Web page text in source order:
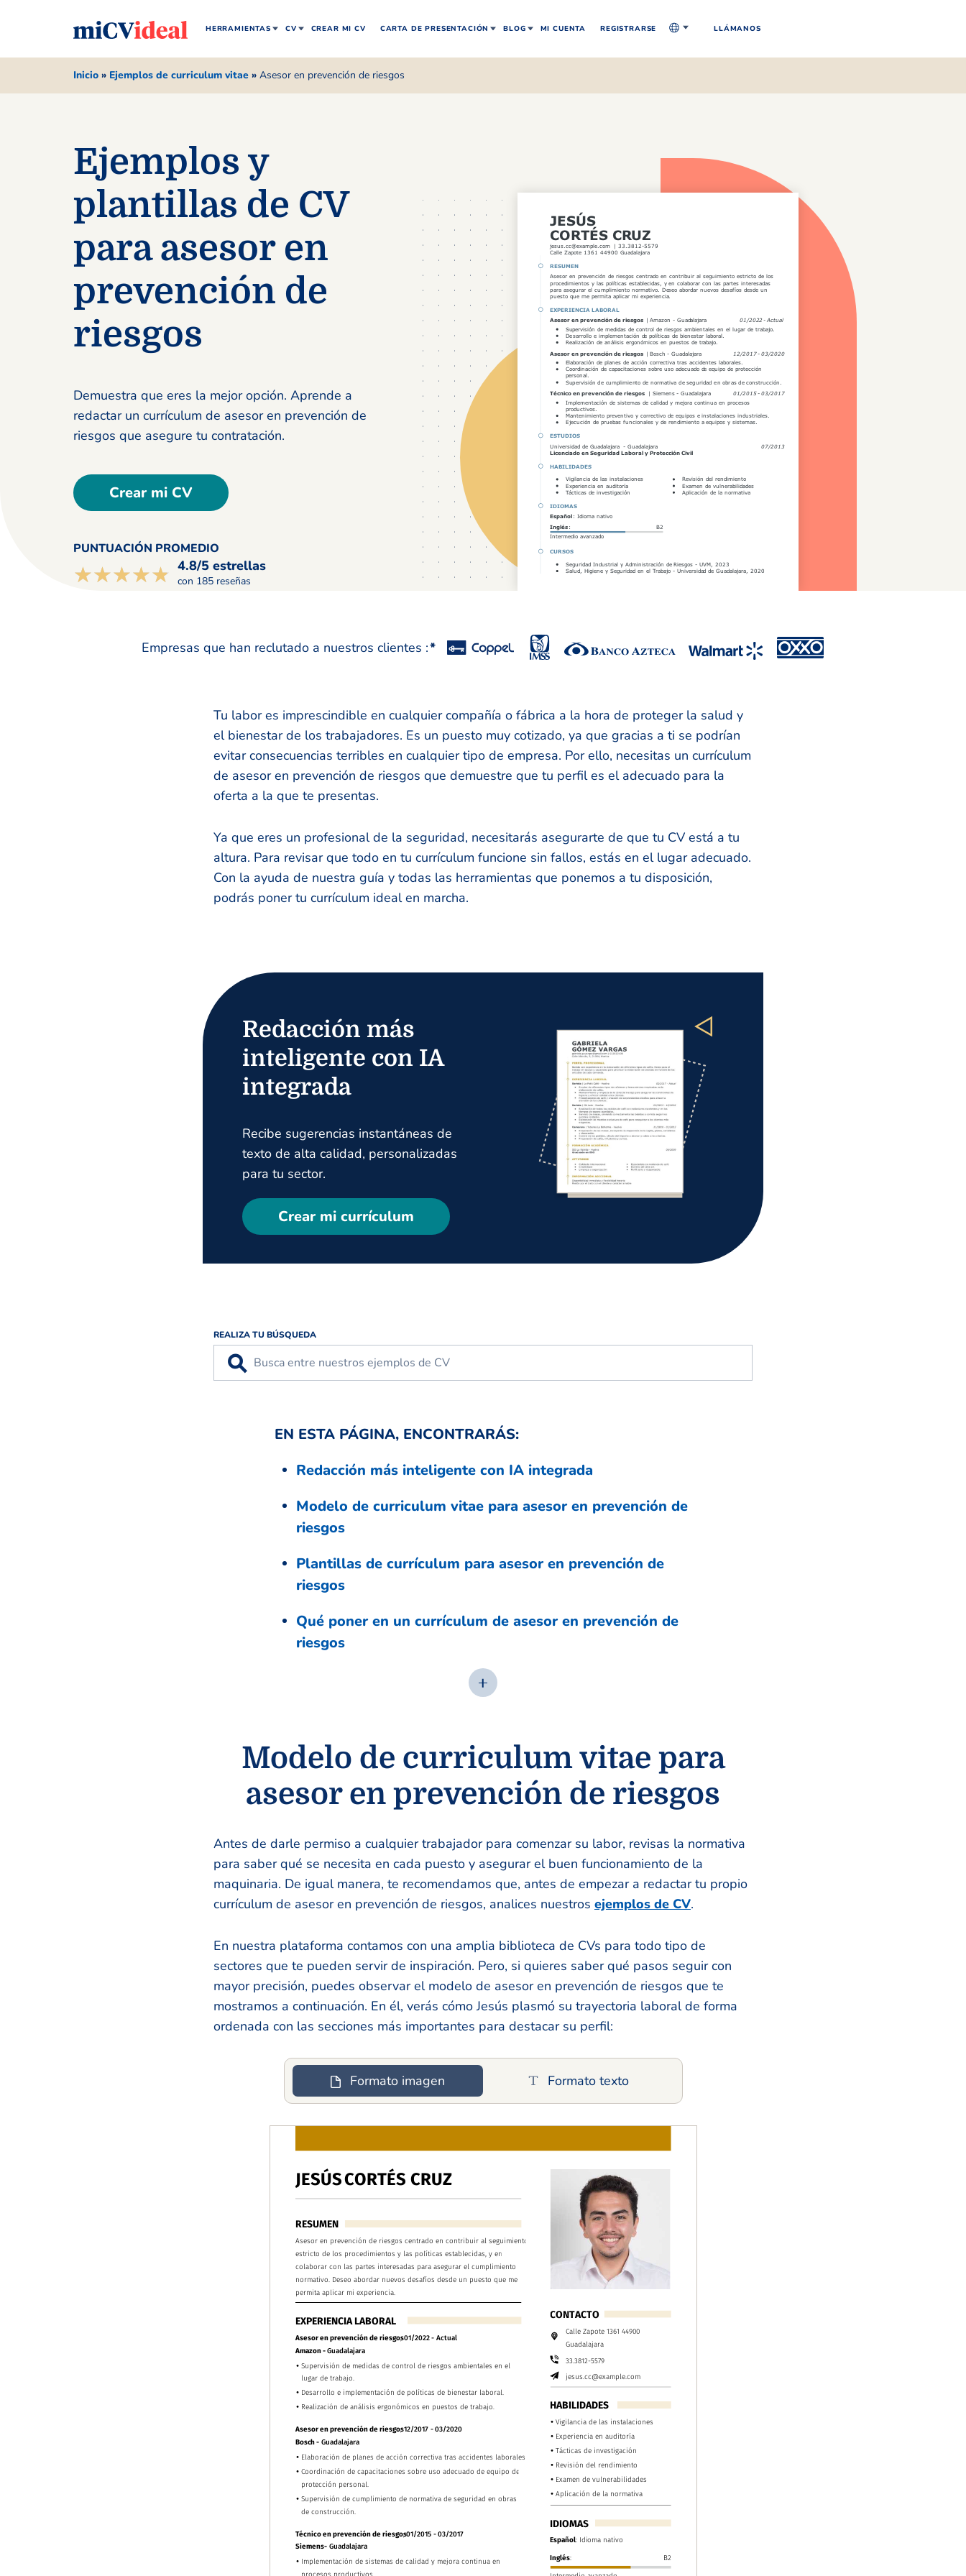
HERRAMIENTAS CV CREAR MI CV CARTA DE PRESENTACIÓN BLOG MI CUENTA REGISTRARSE LLÁMANOS
Inicio » Ejemplos de curriculum vitae » Asesor en prevención de riesgos
Ejemplos y
plantillas de CV
para asesor en
prevención de
riesgos
Demuestra que eres la mejor opción. Aprende a
redactar un currículum de asesor en prevención de
riesgos que asegure tu contratación.
Crear mi CV
PUNTUACIÓN PROMEDIO
☆☆☆☆☆
★★★★★ 4.8/5 estrellas
con 185 reseñas
Empresas que han reclutado a nuestros clientes :*
Tu labor es imprescindible en cualquier compañía o fábrica a la hora de proteger la salud y
el bienestar de los trabajadores. Es un puesto muy cotizado, ya que gracias a ti se podrían
evitar consecuencias terribles en cualquier tipo de empresa. Por ello, necesitas un currículum
de asesor en prevención de riesgos que demuestre que tu perfil es el adecuado para la
oferta a la que te presentas.
Ya que eres un profesional de la seguridad, necesitarás asegurarte de que tu CV está a tu
altura. Para revisar que todo en tu currículum funcione sin fallos, estás en el lugar adecuado.
Con la ayuda de nuestra guía y todas las herramientas que ponemos a tu disposición,
podrás poner tu currículum ideal en marcha.
Redacción más
inteligente con IA
integrada
Recibe sugerencias instantáneas de
texto de alta calidad, personalizadas
para tu sector.
Crear mi currículum
REALIZA TU BÚSQUEDA
⚲
EN ESTA PÁGINA, ENCONTRARÁS:
Redacción más inteligente con IA integrada
Modelo de curriculum vitae para asesor en prevención de
riesgos
Plantillas de currículum para asesor en prevención de
riesgos
Qué poner en un currículum de asesor en prevención de
riesgos
Modelo de curriculum vitae para
asesor en prevención de riesgos
Antes de darle permiso a cualquier trabajador para comenzar su labor, revisas la normativa
para saber qué se necesita en cada puesto y asegurar el buen funcionamiento de la
maquinaria. De igual manera, te recomendamos que, antes de empezar a redactar tu propio
currículum de asesor en prevención de riesgos, analices nuestros ejemplos de CV.
En nuestra plataforma contamos con una amplia biblioteca de CVs para todo tipo de
sectores que te pueden servir de inspiración. Pero, si quieres saber qué pasos seguir con
mayor precisión, puedes observar el modelo de asesor en prevención de riesgos que te
mostramos a continuación. En él, verás cómo Jesús plasmó su trayectoria laboral de forma
ordenada con las secciones más importantes para destacar su perfil:
Formato imagen Formato texto